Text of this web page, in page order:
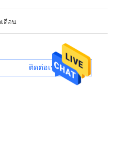
ดือน
ติดต่อเรา